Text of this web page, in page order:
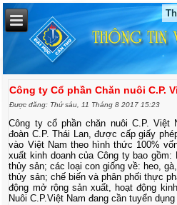
Công ty Cổ phần Chăn nuôi C.P.
Được đăng: Thứ sáu, 11 Tháng 8 2017 15:23
Công ty cổ phần chăn nuôi C.P. Việt
đoàn C.P. Thái Lan, được cấp giấy
vào Việt Nam theo hình thức 100%
xuất kinh doanh của Công ty bao
thủy sản; các loại con giống về: heo,
thủy sản; chế biến và phân phối thực
động mở rộng sản xuất, hoạt động
Nuôi C.P.Việt Nam đang cần tuyển